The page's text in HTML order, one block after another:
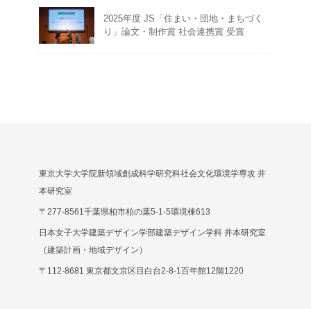
2025年度 JS「住まい・団地・まちづく
り」論文・制作賞 社会連携賞 受賞
東京大学大学院新領域創成科学研究科社会文化環境学専攻 井
本研究室
〒277-8561千葉県柏市柏の葉5-1-5環境棟613
日本女子大学建築デザイン学部建築デザイン学科 井本研究室
（建築計画・地域デザイン）
〒112-8681 東京都文京区目白台2-8-1百年館12階1220